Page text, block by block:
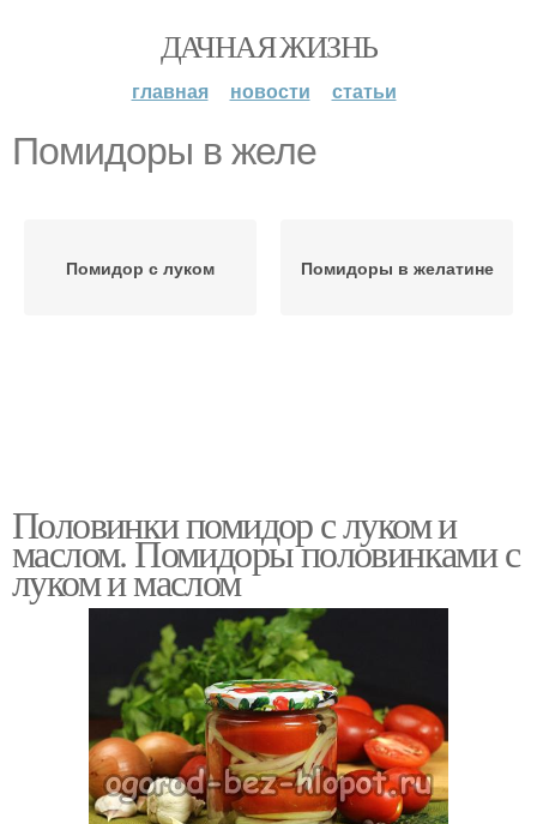
ДАЧНАЯ ЖИЗНЬ
главная новости статьи
Помидоры в желе
Помидор с луком Помидоры в желатине
Половинки помидор с луком и
маслом. Помидоры половинками с
луком и маслом